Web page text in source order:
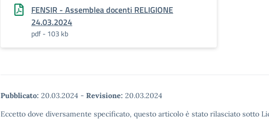
FENSIR - Assemblea docenti RELIGIONE
24.03.2024
pdf - 103 kb
Pubblicato: 20.03.2024 - Revisione: 20.03.2024
Eccetto dove diversamente specificato, questo articolo è stato rilasciato sotto